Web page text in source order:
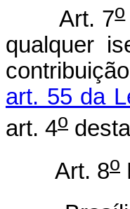
Art. 7o
qualquer
art. 55 da
art. 4o
Art. 8o